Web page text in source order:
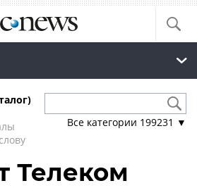
Все категории 199231 ▼
Телеком